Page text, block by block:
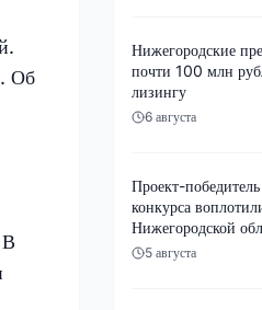
Об
В
Нижегородские
почти 100 млн
лизингу
6 августа
Проект-
конкурса
Нижегородской
5 августа